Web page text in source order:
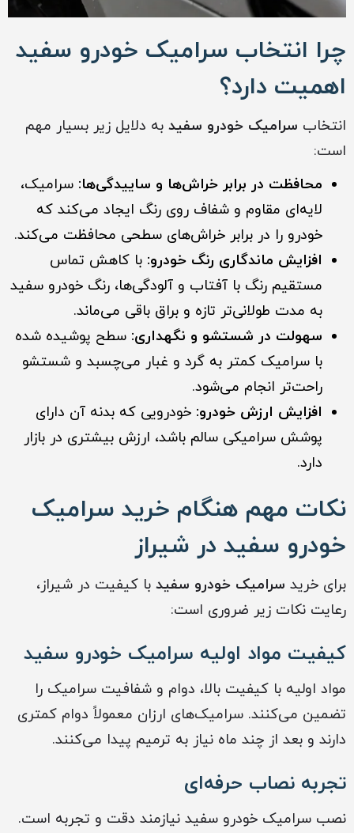
چرا انتخاب سرامیک خودرو سفید
اهمیت دارد؟
انتخاب سرامیک خودرو سفید به دلایل زیر بسیار مهم
است:
محافظت در برابر خراش‌ها و ساییدگی‌ها: سرامیک،
لایه‌ای مقاوم و شفاف روی رنگ ایجاد می‌کند که
خودرو را در برابر خراش‌های سطحی محافظت می‌کند.
افزایش ماندگاری رنگ خودرو: با کاهش تماس
مستقیم رنگ با آفتاب و آلودگی‌ها، رنگ خودرو سفید
به مدت طولانی‌تر تازه و براق باقی می‌ماند.
سهولت در شستشو و نگهداری: سطح پوشیده شده
با سرامیک کمتر به گرد و غبار می‌چسبد و شستشو
راحت‌تر انجام می‌شود.
افزایش ارزش خودرو: خودرویی که بدنه آن دارای
پوشش سرامیکی سالم باشد، ارزش بیشتری در بازار
دارد.
نکات مهم هنگام خرید سرامیک
خودرو سفید در شیراز
برای خرید سرامیک خودرو سفید با کیفیت در شیراز،
رعایت نکات زیر ضروری است:
کیفیت مواد اولیه سرامیک خودرو سفید
مواد اولیه با کیفیت بالا، دوام و شفافیت سرامیک را
تضمین می‌کنند. سرامیک‌های ارزان معمولاً دوام کمتری
دارند و بعد از چند ماه نیاز به ترمیم پیدا می‌کنند.
تجربه نصاب حرفه‌ای
نصب سرامیک خودرو سفید نیازمند دقت و تجربه است.